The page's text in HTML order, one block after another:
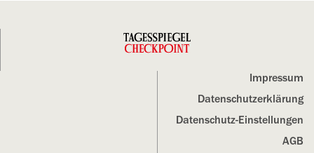
Impressum
Datenschutz­erklärung
Datenschutz-Einstellungen
AGB